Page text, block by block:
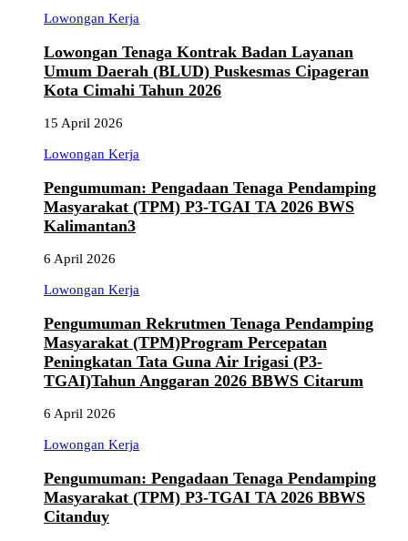
Lowongan Kerja
Lowongan Tenaga Kontrak Badan Layanan
Umum Daerah (BLUD) Puskesmas Cipageran
Kota Cimahi Tahun 2026
15 April 2026
Lowongan Kerja
Pengumuman: Pengadaan Tenaga Pendamping
Masyarakat (TPM) P3-TGAI TA 2026 BWS
Kalimantan3
6 April 2026
Lowongan Kerja
Pengumuman Rekrutmen Tenaga Pendamping
Masyarakat (TPM)Program Percepatan
Peningkatan Tata Guna Air Irigasi (P3-
TGAI)Tahun Anggaran 2026 BBWS Citarum
6 April 2026
Lowongan Kerja
Pengumuman: Pengadaan Tenaga Pendamping
Masyarakat (TPM) P3-TGAI TA 2026 BBWS
Citanduy